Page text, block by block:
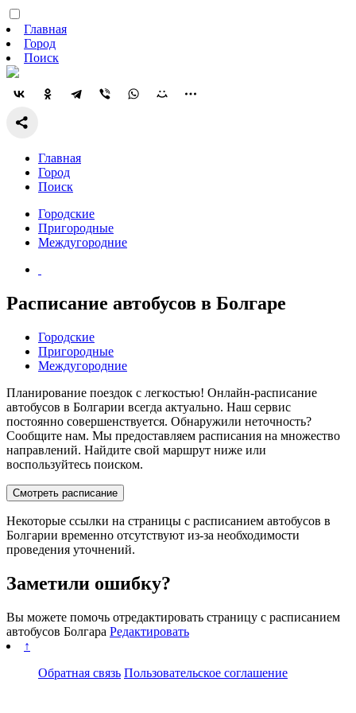
Главная
Город
Поиск
Главная
Город
Поиск
Городские
Пригородные
Междугородние
Расписание автобусов в Болгаре
Городские
Пригородные
Междугородние
Планирование поездок с легкостью! Онлайн-расписание
автобусов в Болгарии всегда актуально. Наш сервис
постоянно совершенствуется. Обнаружили неточность?
Сообщите нам. Мы предоставляем расписания на множество
направлений. Найдите свой маршрут ниже или
воспользуйтесь поиском.
Смотреть расписание
Некоторые ссылки на страницы с расписанием автобусов в
Болгарии временно отсутствуют из-за необходимости
проведения уточнений.
Заметили ошибку?
Вы можете помочь отредактировать страницу с расписанием
автобусов Болгара Редактировать
↑
Обратная связь Пользовательское соглашение